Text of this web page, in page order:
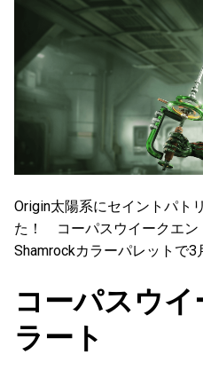
Origin太陽系にセイントパト
た！ コーパスウイークエン
Shamrockカラーパレットで
コーパスウ
ラート